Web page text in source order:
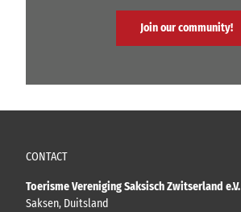
Join our community!
CONTACT
Toerisme Vereniging Saksisch Zwitserland e.V.
Saksen, Duitsland